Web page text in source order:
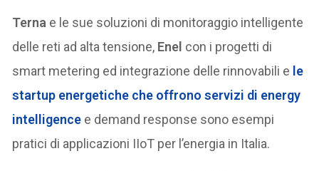
Terna e le sue soluzioni di monitoraggio intelligente
delle reti ad alta tensione, Enel con i progetti di
smart metering ed integrazione delle rinnovabili e le
startup energetiche che offrono servizi di energy
intelligence e demand response sono esempi
pratici di applicazioni IIoT per l’energia in Italia.